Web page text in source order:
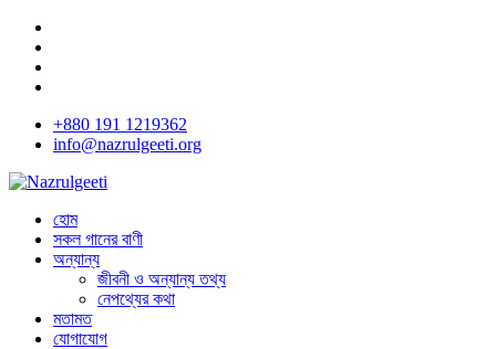
+880 191 1219362
info@nazrulgeeti.org
হোম
সকল গানের বাণী
অন্যান্য
জীবনী ও অন্যান্য তথ্য
নেপথ্যের কথা
মতামত
যোগাযোগ